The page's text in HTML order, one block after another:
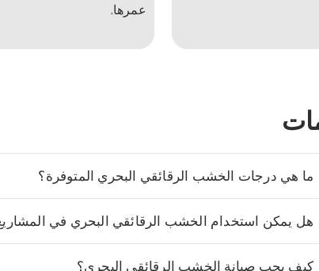
عمرها.
ما هي درجات الخشب الرقائقي البحري المتوفرة؟
هل يمكن استخدام الخشب الرقائقي البحري في المشاريع
كيف يجب صيانة الخشب الرقائقي البحري؟